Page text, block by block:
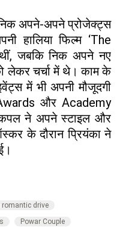
अपने-अपने प्रोजेक्ट्स
हालिया फिल्म ‘The
जबकि निक अपने नए
लेकर चर्चा में थे। काम के
में भी अपनी मौजूदगी
और Academy
ने अपने स्टाइल और
के दौरान प्रियंका ने
romantic drive
Powar Couple